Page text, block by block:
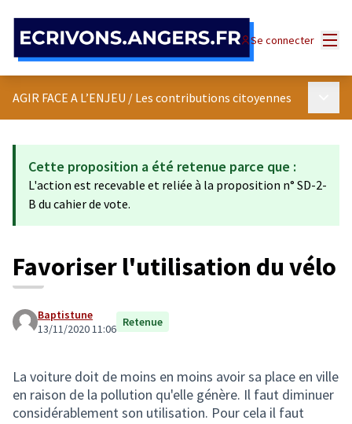
Se connecter
AGIR FACE A L’ENJEU / Les contributions citoyennes
Cette proposition a été retenue parce que :
L'action est recevable et reliée à la proposition n° SD-2-
B du cahier de vote.
Favoriser l'utilisation du vélo
Baptistune
13/11/2020 11:06 Retenue
La voiture doit de moins en moins avoir sa place en ville
en raison de la pollution qu'elle génère. Il faut diminuer
considérablement son utilisation. Pour cela il faut